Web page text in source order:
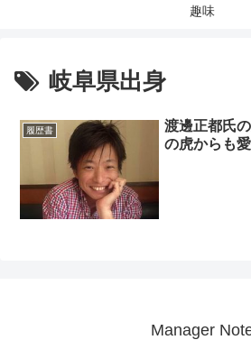
趣味
岐阜県出身
履歴書
渡邊正都氏
の虎からも
Manager